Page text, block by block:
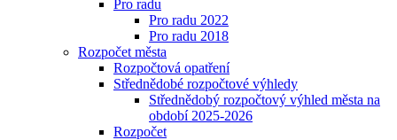
Pro radu
Pro radu 2022
Pro radu 2018
Rozpočet města
Rozpočtová opatření
Střednědobé rozpočtové výhledy
Střednědobý rozpočtový výhled města na
období 2025-2026
Rozpočet